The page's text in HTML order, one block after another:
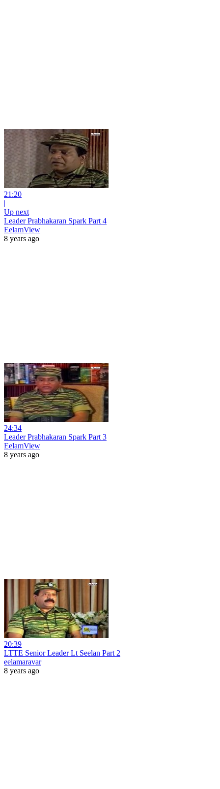
21:20
|
Up next
Leader Prabhakaran Spark Part 4
EelamView
8 years ago
24:34
Leader Prabhakaran Spark Part 3
EelamView
8 years ago
20:39
LTTE Senior Leader Lt Seelan Part 2
eelamaravar
8 years ago